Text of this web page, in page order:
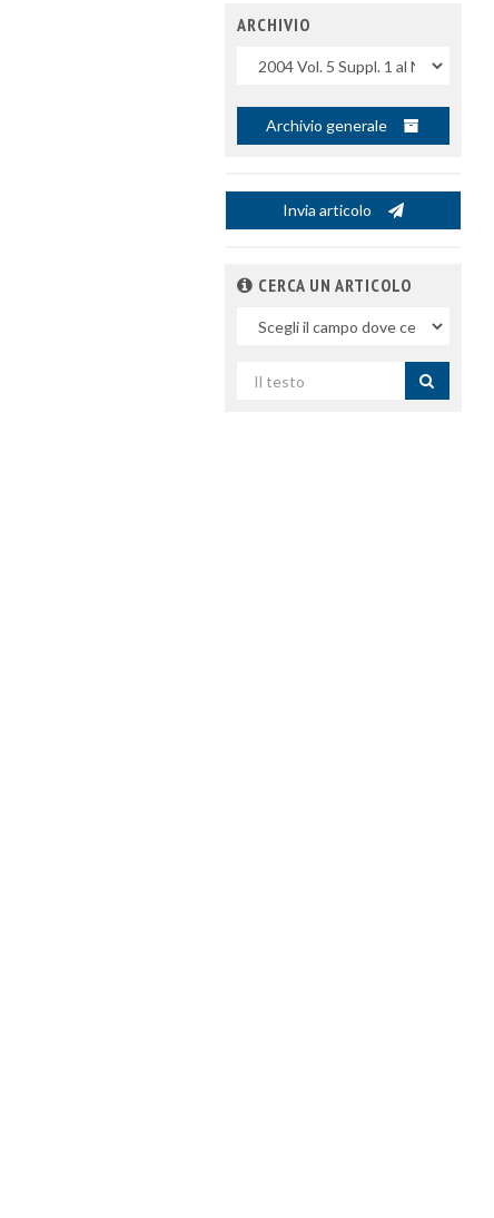
ARCHIVIO
Archivio generale
Invia articolo
CERCA UN ARTICOLO
campo
per